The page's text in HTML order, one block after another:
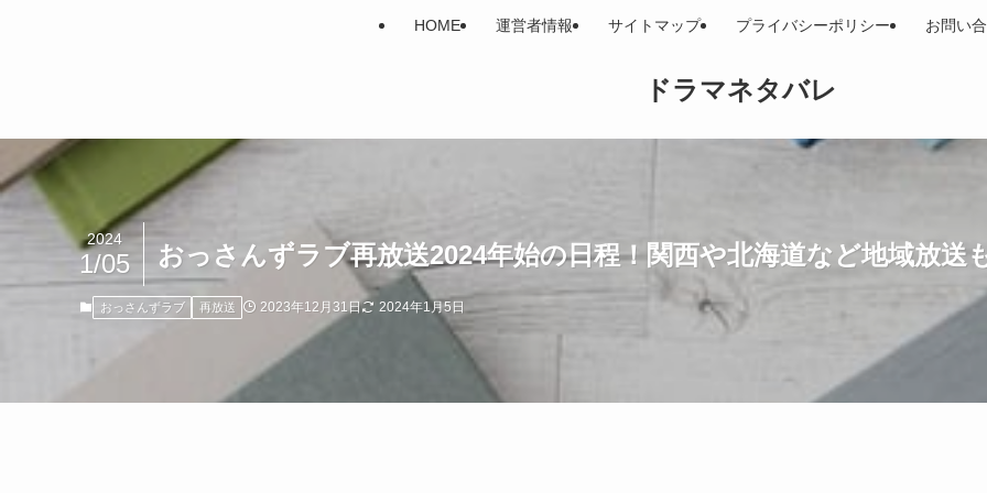
ドラマネタバレ
HOME 運営者情報 サイトマップ プライバシーポリシー お問い
おっさんずラブ再放送2024年始の日程！関西や北海道など地域放送
2024
1/05
おっさんずラブ 再放送 2023年12月31日 2024年1月5日